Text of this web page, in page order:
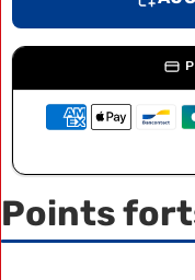
Points